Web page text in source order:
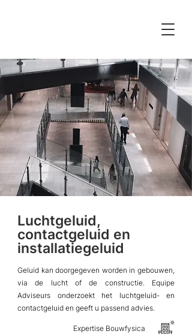
Luchtgeluid,
contactgeluid en
installatiegeluid
Geluid kan doorgegeven worden in gebouwen,
via de lucht of de constructie. Equipe
Adviseurs onderzoekt het luchtgeluid- en
contactgeluid en geeft u passend advies.
Expertise Bouwfysica